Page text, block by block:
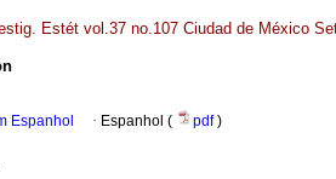
Estét vol.37 no.107 Ciudad de México
Espanhol · Espanhol ( pdf)